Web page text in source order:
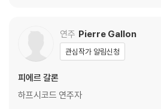
연주 Pierre Gallon
관심작가 알림신청
피에르 갈론
하프시코드 연주자